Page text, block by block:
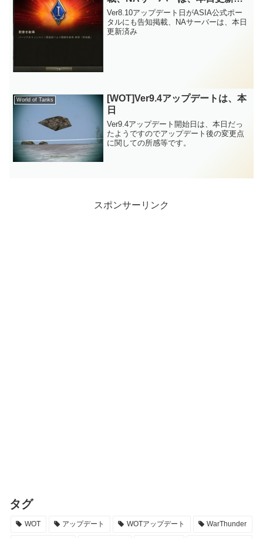
み♪
Ver8.10アップデート日がASIA公式ポー
タルにも告知掲載、NAサーバーは、本日
更新済み
World of Tanks
[WOT]Ver9.4アップデートは、本
日
Ver9.4アップデート開始日は、本日だっ
たようですのでアップデート後の変更点
に関しての所感等です。
スポンサーリンク
タグ
WOT アップデート WOTアップデート WarThunder